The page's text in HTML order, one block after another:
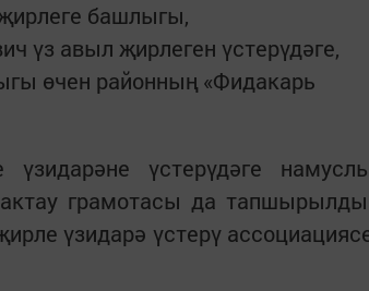
башлыгы,
үз авыл җирлеген үстерүдәге,
өчен районның «Фидакарь
үстерүдәге
грамотасы да
үзидарә үстерү